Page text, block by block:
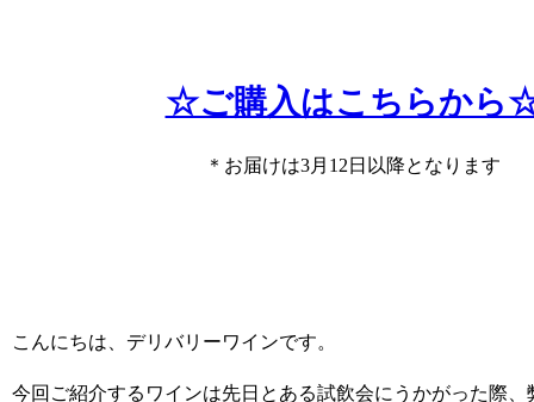
☆ご購入はこちらから
＊お届けは3月12日以降となります
こんにちは、デリバリーワインです。
今回ご紹介するワインは先日とある試飲会にうかがった際、